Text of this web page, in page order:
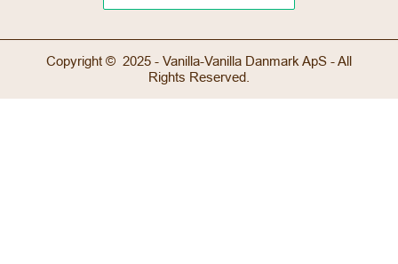
Copyright © 2025 - Vanilla-Vanilla Danmark ApS - All
Rights Reserved.